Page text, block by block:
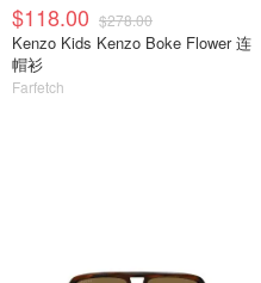
$118.00 $278.00
Kenzo Kids Kenzo Boke Flower 连
帽衫
Farfetch